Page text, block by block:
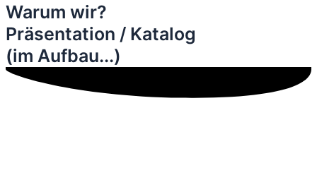
Warum wir?
Präsentation / Katalog
(im Aufbau...)